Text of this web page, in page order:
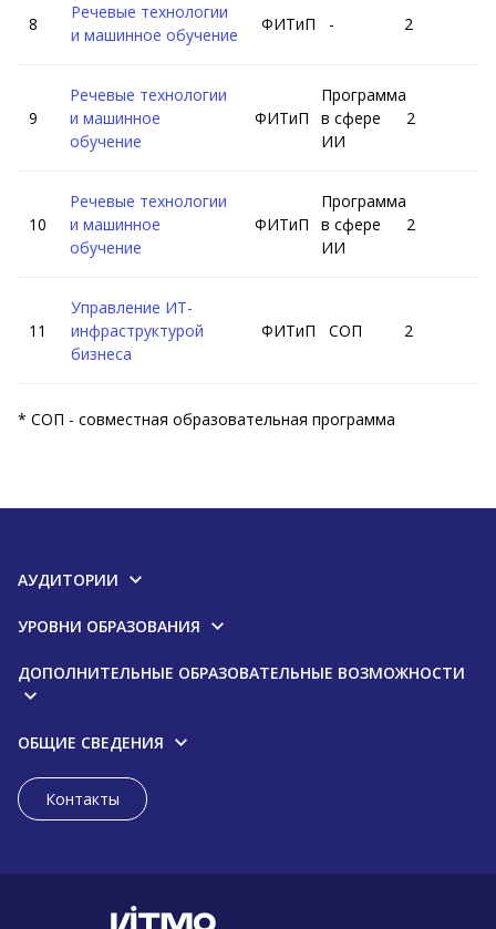
Речевые технологии
и машинное обучение
ФИТиП - 2
Речевые технологии
и машинное
обучение
ФИТиП
Программа
в сфере
ИИ
2
Речевые технологии
и машинное
обучение
ФИТиП
Программа
в сфере
ИИ
2
Управление ИТ-
инфраструктурой
бизнеса
ФИТиП СОП 2
* СОП - совместная образовательная программа
АУДИТОРИИ
УРОВНИ ОБРАЗОВАНИЯ
ДОПОЛНИТЕЛЬНЫЕ ОБРАЗОВАТЕЛЬНЫЕ ВОЗМОЖНОСТИ
ОБЩИЕ СВЕДЕНИЯ
Контакты